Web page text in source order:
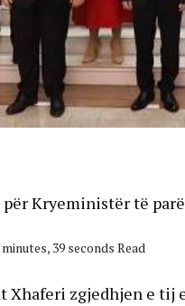
Kryeministër të
minutes, 39 seconds Read
zgjedhjen e tij